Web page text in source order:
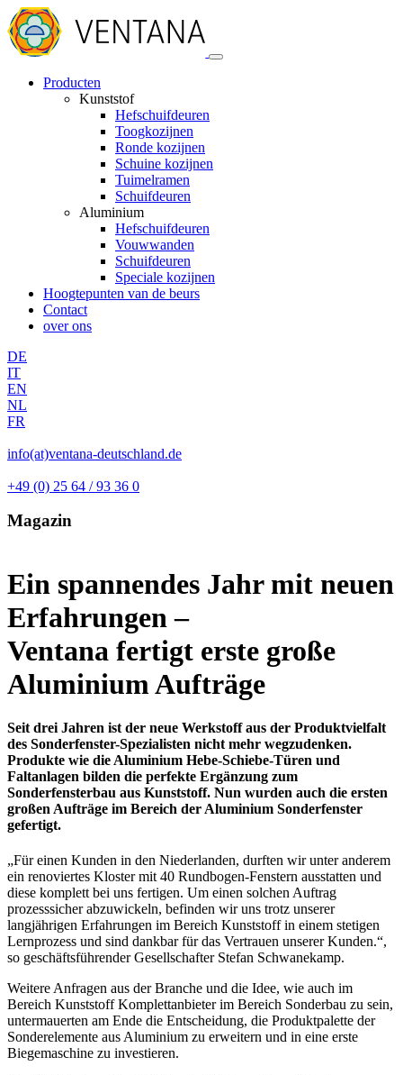
Producten
Kunststof
Hefschuifdeuren
Toogkozijnen
Ronde kozijnen
Schuine kozijnen
Tuimelramen
Schuifdeuren
Aluminium
Hefschuifdeuren
Vouwwanden
Schuifdeuren
Speciale kozijnen
Hoogtepunten van de beurs
Contact
over ons
DE
IT
EN
NL
FR
info(at)ventana-deutschland.de
+49 (0) 25 64 / 93 36 0
Magazin
Ein spannendes Jahr mit neuen
Erfahrungen –
Ventana fertigt erste große
Aluminium Aufträge
Seit drei Jahren ist der neue Werkstoff aus der Produktvielfalt
des Sonderfenster-Spezialisten nicht mehr wegzudenken.
Produkte wie die Aluminium Hebe-Schiebe-Türen und
Faltanlagen bilden die perfekte Ergänzung zum
Sonderfensterbau aus Kunststoff. Nun wurden auch die ersten
großen Aufträge im Bereich der Aluminium Sonderfenster
gefertigt.
„Für einen Kunden in den Niederlanden, durften wir unter anderem
ein renoviertes Kloster mit 40 Rundbogen-Fenstern ausstatten und
diese komplett bei uns fertigen. Um einen solchen Auftrag
prozesssicher abzuwickeln, befinden wir uns trotz unserer
langjährigen Erfahrungen im Bereich Kunststoff in einem stetigen
Lernprozess und sind dankbar für das Vertrauen unserer Kunden.“,
so geschäftsführender Gesellschafter Stefan Schwanekamp.
Weitere Anfragen aus der Branche und die Idee, wie auch im
Bereich Kunststoff Komplettanbieter im Bereich Sonderbau zu sein,
untermauerten am Ende die Entscheidung, die Produktpalette der
Sonderelemente aus Aluminium zu erweitern und in eine erste
Biegemaschine zu investieren.